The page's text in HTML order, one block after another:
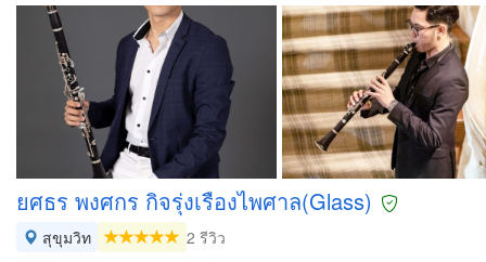
ยศธร พงศกร กิจรุ่งเรืองไพศาล(Glass)
สุขุมวิท
2 รีวิว